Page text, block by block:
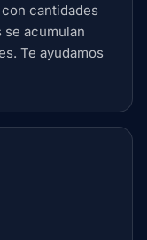
cantidades
acumulan
Te ayudamos